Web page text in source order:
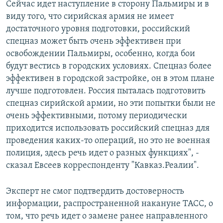
Сейчас идет наступление в сторону Пальмиры и в
виду того, что сирийская армия не имеет
достаточного уровня подготовки, российский
спецназ может быть очень эффективен при
освобождении Пальмиры, особенно, когда бои
будут вестись в городских условиях. Спецназ более
эффективен в городской застройке, он в этом плане
лучше подготовлен. Россия пыталась подготовить
спецназ сирийской армии, но эти попытки были не
очень эффективными, потому периодически
приходится использовать российский спецназ для
проведения каких-то операций, но это не военная
полиция, здесь речь идет о разных функциях", -
сказал Евсеев корреспонденту "Кавказ.Реалии".
Эксперт не смог подтвердить достоверность
информации, распространенной накануне ТАСС, о
том, что речь идет о замене ранее направленного